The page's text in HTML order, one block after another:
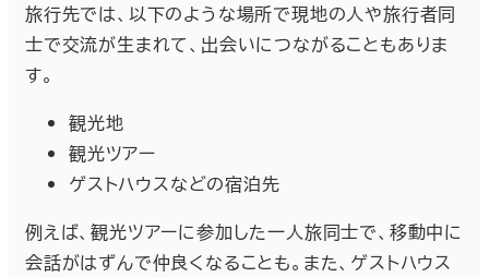
旅行先では、以下のような場所で現地の人や旅行者同
士で交流が生まれて、出会いにつながることもありま
す。
観光地
観光ツアー
ゲストハウスなどの宿泊先
例えば、観光ツアーに参加した一人旅同士で、移動中に
会話がはずんで仲良くなることも。また、ゲストハウス